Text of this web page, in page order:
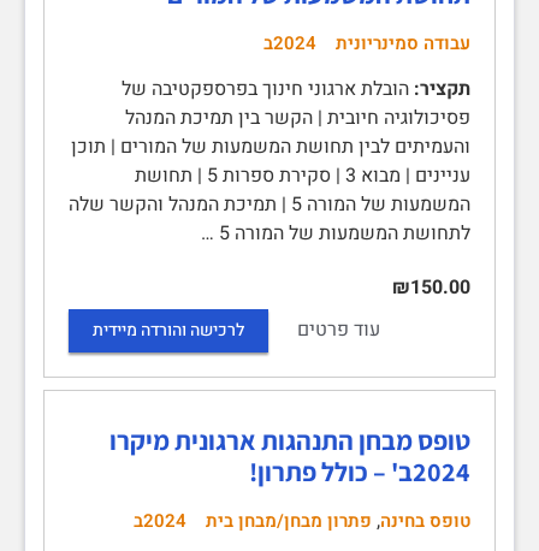
עבודה סמינריונית 2024ב
תקציר: הובלת ארגוני חינוך בפרספקטיבה של
פסיכולוגיה חיובית | הקשר בין תמיכת המנהל
והעמיתים לבין תחושת המשמעות של המורים | תוכן
עניינים | מבוא 3 | סקירת ספרות 5 | תחושת
המשמעות של המורה 5 | תמיכת המנהל והקשר שלה
לתחושת המשמעות של המורה 5 …
₪150.00
עוד פרטים
לרכישה והורדה מיידית
טופס מבחן התנהגות ארגונית מיקרו
2024ב' – כולל פתרון!
טופס בחינה, פתרון מבחן/מבחן בית 2024ב